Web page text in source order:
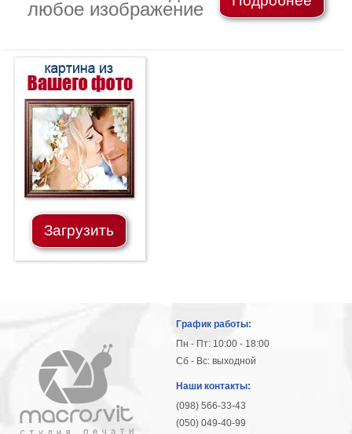
любое изображение
Загрузить
График работы:
Пн - Пт: 10:00 - 18:00
Сб - Вс: выходной
Наши контакты:
(098) 566-33-43
(050) 049-40-99